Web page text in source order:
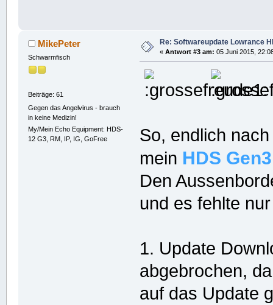
MikePeter
Schwarmfisch
Beiträge: 61
Gegen das Angelvirus - brauch
in keine Medizin!
My/Mein Echo Equipment: HDS-
12 G3, RM, IP, IG, GoFree
Re: Softwareupdate Lowrance
« Antwort #3 am: 05 Juni 2015,
So, endlich
mein HDS Gen3
Den
und es fehlte
1. Update
abgebrochen,
auf das Update